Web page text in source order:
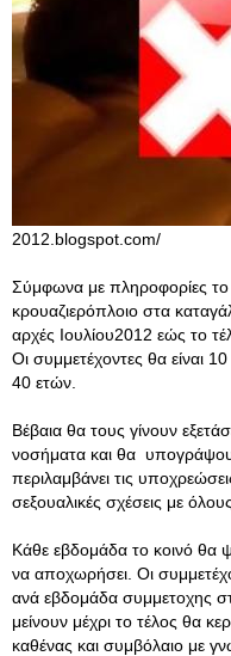
2012.blogspot.com/
Σύμφωνα με πληροφορίες το
κρουαζιερόπλοιο στα
αρχές Ιουλίου2012 εώς το
Οι συμμετέχοντες θα είναι
40 ετών.
Βέβαια θα τους γίνουν
νοσήματα και θα
περιλαμβάνει τις
σεξουαλικές σχέσεις με
Κάθε εβδομάδα το κοινό θα
να αποχωρήσει. Οι
ανά εβδομάδα συμμετοχης
μείνουν μέχρι το τέλος θα
καθένας και συμβόλαιο με